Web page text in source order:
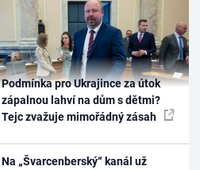
Podmínka pro Ukrajince za útok
zápalnou lahví na dům s dětmi?
Tejc zvažuje mimořádný zásah
Na „Švarcenberský“ kanál už